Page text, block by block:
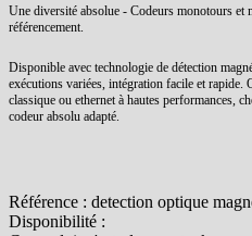
Une diversité absolue - Codeurs monotours
référencement.
Disponible avec technologie de détection
exécutions variées, intégration facile et rapide.
classique ou ethernet à hautes performances,
codeur absolu adapté.
Référence : detection optique
Disponibilité :